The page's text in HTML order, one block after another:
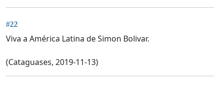
#22
Viva a América Latina de Simon Bolivar.
(Cataguases, 2019-11-13)